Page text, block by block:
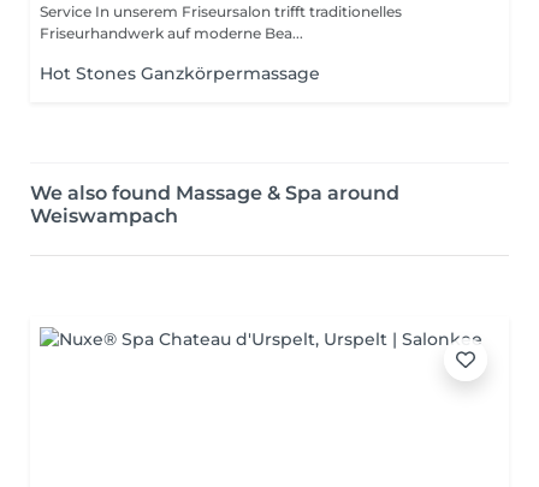
Service In unserem Friseursalon trifft traditionelles
Friseurhandwerk auf moderne Bea...
Hot Stones Ganzkörpermassage
We also found Massage & Spa around
Weiswampach